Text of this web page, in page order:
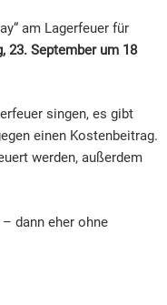
am Lagerfeuer für
23. September um 18
singen, es gibt
einen Kostenbeitrag.
werden, außerdem
dann eher ohne